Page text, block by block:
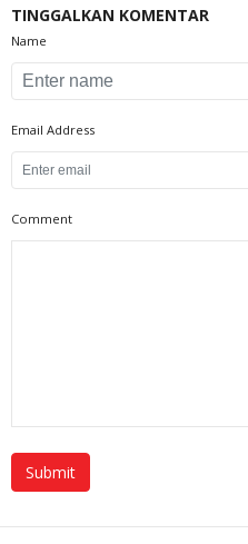
TINGGALKAN KOMENTAR
Name
Email Address
Comment